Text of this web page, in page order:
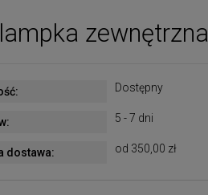
zewnętrzna
Dostępny
5 - 7 dni
dostawa: od 350,00 zł